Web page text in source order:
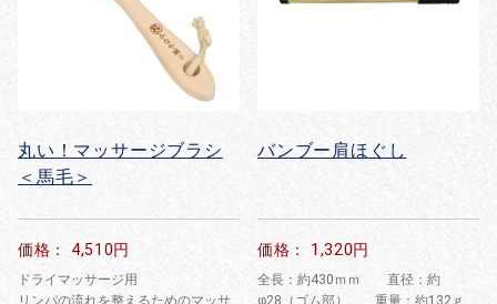
丸い！マッサージブラシ
＜馬毛＞
価格： 4,510円
ドライマッサージ用
リンパの流れを整えるためのマッサ
バンブー肩ほぐし
価格： 1,320円
全長：約430ｍｍ 直径：約
φ28（ゴム部） 重量：約132ｇ